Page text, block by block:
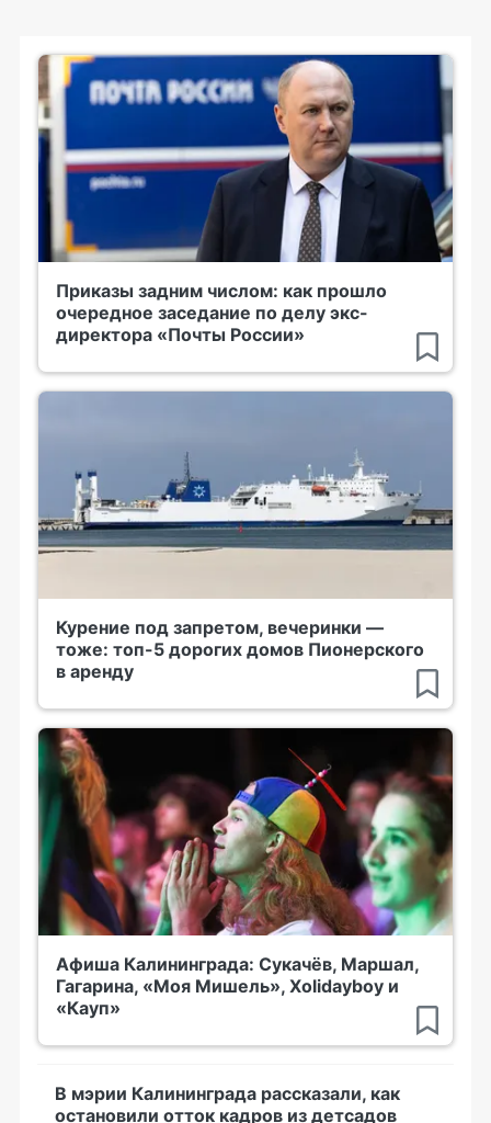
Приказы задним числом: как прошло
очередное заседание по делу экс-
директора «Почты России»
Курение под запретом, вечеринки —
тоже: топ-5 дорогих домов Пионерского
в аренду
Афиша Калининграда: Сукачёв, Маршал,
Гагарина, «Моя Мишель», Xolidayboy и
«Кауп»
В мэрии Калининграда рассказали, как
остановили отток кадров из детсадов